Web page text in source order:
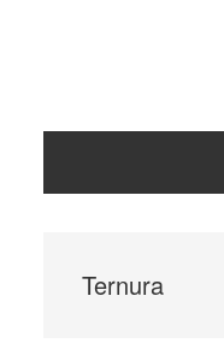
Ternura